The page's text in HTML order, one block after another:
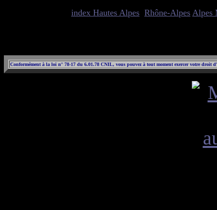
index Hautes Alpes Rhône-Alpes Alpes
Conformément à la loi n° 78-17 du 6.01.78 CNIL, vous pouvez à tout moment exercer votre